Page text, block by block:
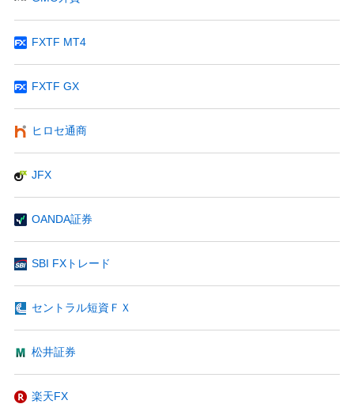
FXTF MT4
FXTF GX
ヒロセ通商
JFX
OANDA証券
SBI FXトレード
セントラル短資ＦＸ
松井証券
楽天FX